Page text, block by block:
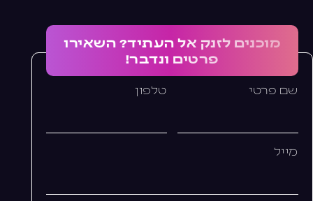
מוכנים לזנק אל העתיד? השאירו
פרטים ונדבר!
שם פרטי טלפון
מייל